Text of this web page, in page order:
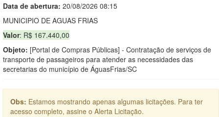
Data de abertura: 20/08/2026 08:15
MUNICIPIO DE AGUAS FRIAS
Valor: R$ 167.440,00
Objeto: [Portal de Compras Públicas] - Contratação de serviços de
transporte de passageiros para atender as necessidades das
secretarias do município de ÁguasFrias/SC
Obs: Estamos mostrando apenas algumas licitações. Para ter
acesso completo, assine o Alerta Licitação.